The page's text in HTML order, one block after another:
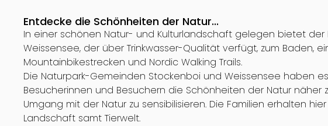
Entdecke die Schönheiten der Natur...
In einer schönen Natur- und Kulturlandschaft gelegen bietet der
Weissensee, der über Trinkwasser-Qualität verfügt, zum Baden,
Mountainbikestrecken und Nordic Walking Trails.
Die Naturpark-Gemeinden Stockenboi und Weissensee haben
Besucherinnen und Besuchern die Schönheiten der Natur
Umgang mit der Natur zu sensibilisieren. Die Familien erhalten
Landschaft samt Tierwelt.